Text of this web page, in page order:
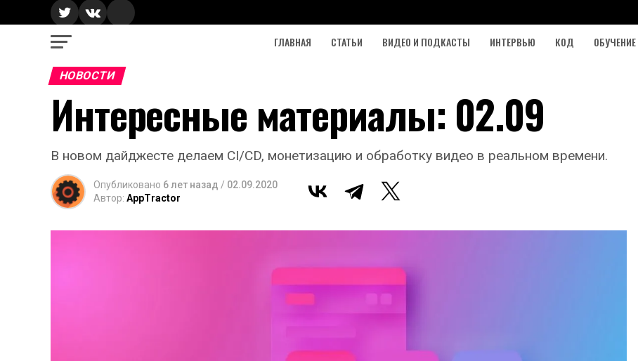
ГЛАВНАЯ СТАТЬИ ВИДЕО И ПОДКАСТЫ ИНТЕРВЬЮ КОД ОБУЧЕНИЕ
НОВОСТИ
Интересные материалы: 02.09
В новом дайджесте делаем CI/CD, монетизацию и обработку видео в реальном времени.
Опубликовано 6 лет назад / 02.09.2020
Автор: AppTractor